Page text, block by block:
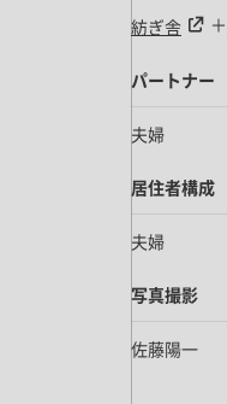
紡ぎ舎 ＋
パートナー
夫婦
居住者構成
夫婦
写真撮影
佐藤陽一